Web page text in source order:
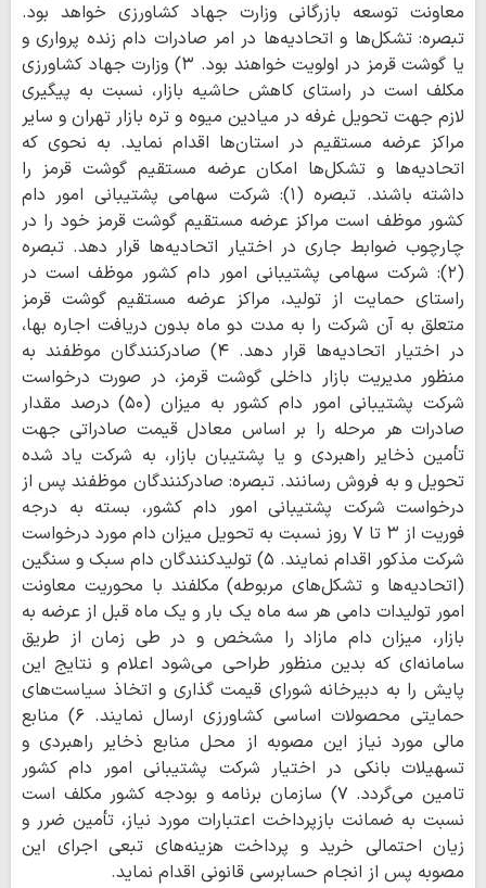
معاونت توسعه بازرگانی وزارت جهاد کشاورزی خواهد بود.
تبصره: تشکل‌ها و اتحادیه‌ها در امر صادرات دام زنده پرواری و
یا گوشت قرمز در اولویت خواهند بود. ۳) وزارت جهاد کشاورزی
مکلف است در راستای کاهش حاشیه بازار، نسبت به پیگیری
لازم جهت تحویل غرفه در میادین میوه و تره بازار تهران و سایر
مراکز عرضه مستقیم در استان‌ها اقدام نماید. به نحوی که
اتحادیه‌ها و تشکل‌ها امکان عرضه مستقیم گوشت قرمز را
داشته باشند. تبصره (۱): شرکت سهامی پشتیبانی امور دام
کشور موظف است مراکز عرضه مستقیم گوشت قرمز خود را در
چارچوب ضوابط جاری در اختیار اتحادیه‌ها قرار دهد. تبصره
(۲): شرکت سهامی پشتیبانی امور دام کشور موظف است در
راستای حمایت از تولید، مراکز عرضه مستقیم گوشت قرمز
متعلق به آن شرکت را به مدت دو ماه بدون دریافت اجاره بها،
در اختیار اتحادیه‌ها قرار دهد. ۴) صادرکنندگان موظفند به
منظور مدیریت بازار داخلی گوشت قرمز، در صورت درخواست
شرکت پشتیبانی امور دام کشور به میزان (۵۰) درصد مقدار
صادرات هر مرحله را بر اساس معادل قیمت صادراتی جهت
تأمین ذخایر راهبردی و یا پشتیبان بازار، به شرکت یاد شده
تحویل و به فروش رسانند. تبصره: صادرکنندگان موظفند پس از
درخواست شرکت پشتیبانی امور دام کشور، بسته به درجه
فوریت از ۳ تا ۷ روز نسبت به تحویل میزان دام مورد درخواست
شرکت مذکور اقدام نمایند. ۵) تولیدکنندگان دام سبک و سنگین
(اتحادیه‌ها و تشکل‌های مربوطه) مکلفند با محوریت معاونت
امور تولیدات دامی هر سه ماه یک بار و یک ماه قبل از عرضه به
بازار، میزان دام مازاد را مشخص و در طی زمان از طریق
سامانه‌ای که بدین منظور طراحی می‌شود اعلام و نتایج این
پایش را به دبیرخانه شورای قیمت گذاری و اتخاذ سیاست‌های
حمایتی محصولات اساسی کشاورزی ارسال نمایند. ۶) منابع
مالی مورد نیاز این مصوبه از محل منابع ذخایر راهبردی و
تسهیلات بانکی در اختیار شرکت پشتیبانی امور دام کشور
تامین می‌گردد. ۷) سازمان برنامه و بودجه کشور مکلف است
نسبت به ضمانت بازپرداخت اعتبارات مورد نیاز، تأمین ضرر و
زیان احتمالی خرید و پرداخت هزینه‌های تبعی اجرای این
مصوبه پس از انجام حسابرسی قانونی اقدام نماید.